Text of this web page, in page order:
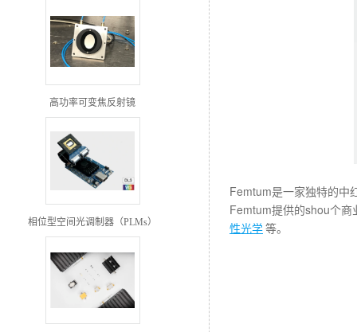
高功率可变焦反射镜
相位型空间光调制器（PLMs）
Femtum是一家独特的中
Femtum提供的shou个商
性光学等。